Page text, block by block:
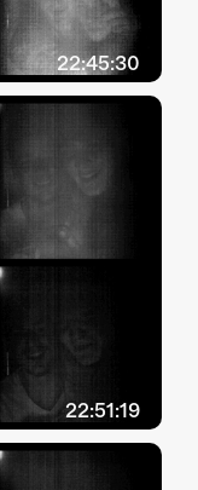
22:45:30
22:51:19